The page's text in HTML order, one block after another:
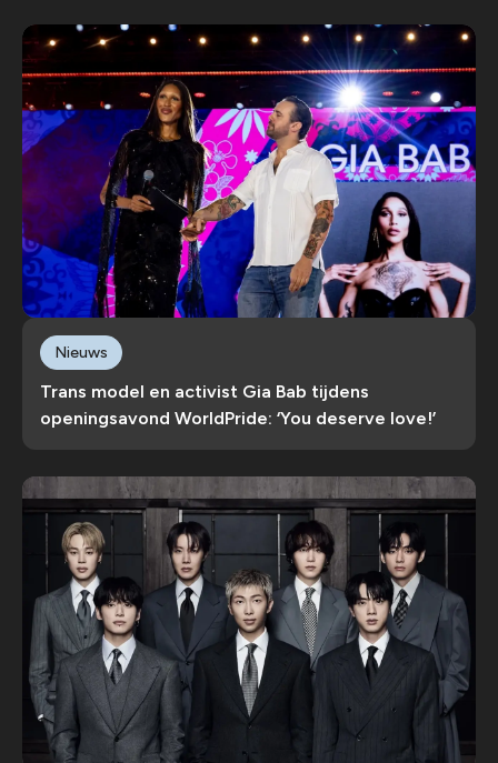
Trans model en activist Gia Bab tijdens
openingsavond WorldPride: ‘You deserve love!’
Nieuws